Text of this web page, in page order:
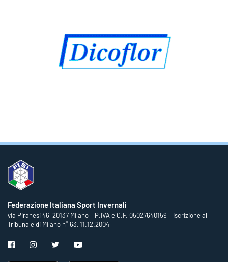
Federazione Italiana Sport Invernali
via Piranesi 46, 20137 Milano – P.IVA e C.F. 05027640159 – Iscrizione al
Tribunale di Milano n° 63, 11.12.2004